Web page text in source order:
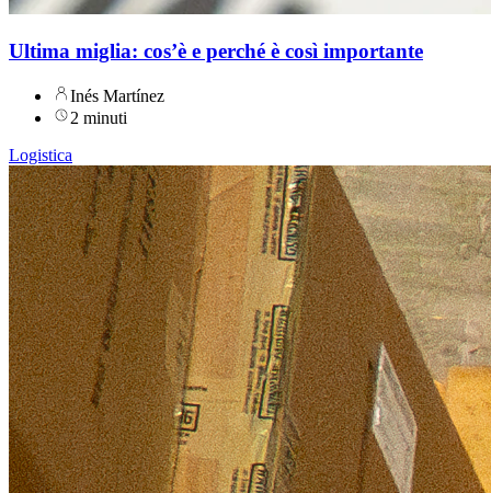
Ultima miglia: cos’è e perché è così importante
Inés Martínez
2 minuti
Logistica